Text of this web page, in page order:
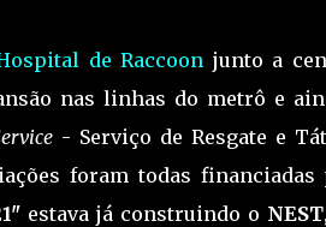
de Raccoon junto a
nas linhas do metrô e
- Serviço de Resgate e
foram todas financiadas
estava já construindo o NEST